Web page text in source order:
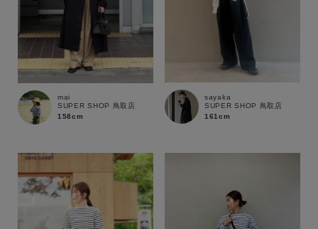
mai
SUPER SHOP 鳥取店
158cm
sayaka
SUPER SHOP 鳥取店
161cm